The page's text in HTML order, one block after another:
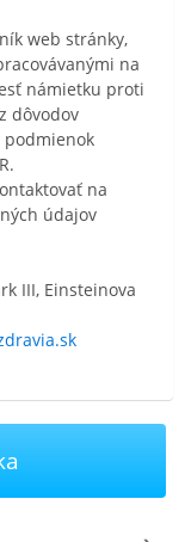
web stránky,
na
námietku proti
dôvodov
podmienok
na
údajov
III, Einsteinova